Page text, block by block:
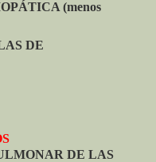
(menos
DE
DE LAS